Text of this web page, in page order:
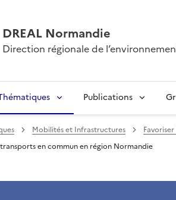
DREAL Normandie
Direction régionale de
Publications
Mobilités et Infrastructures
en commun en région Normandie